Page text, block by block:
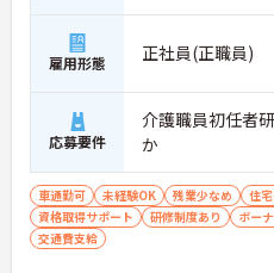
雇用形態 正社員(正職員)
応募要件
介護職員初任者
か
車通勤可 未経験OK 残業少なめ 住
資格取得サポート
研修制度あり ボー
交通費支給